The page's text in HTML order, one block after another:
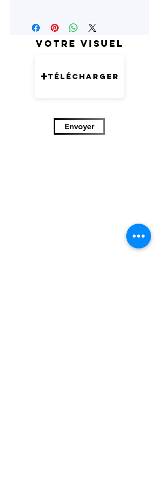
Votre visuel
Télécharger
Envoyer